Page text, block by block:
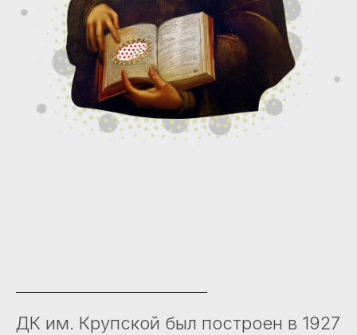
ДК им. Крупской был построен в 1927